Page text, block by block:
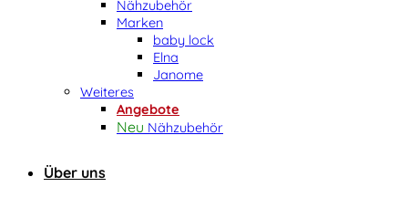
Nähzubehör
Marken
baby lock
Elna
Janome
Weiteres
Angebote
Nähzubehör
Über uns